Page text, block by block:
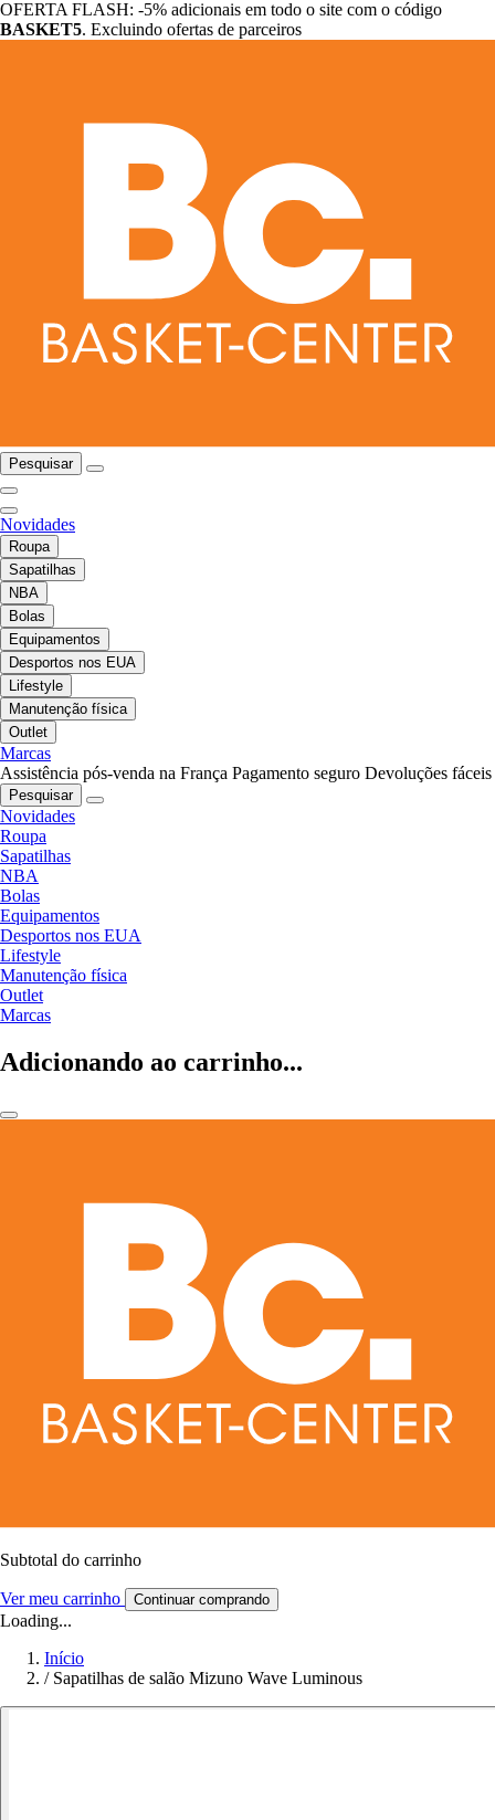
OFERTA FLASH: -5% adicionais em todo o site com o código
BASKET5. Excluindo ofertas de parceiros
Pesquisar
Novidades
Roupa
Sapatilhas
NBA
Bolas
Equipamentos
Desportos nos EUA
Lifestyle
Manutenção física
Outlet
Marcas
Assistência pós-venda na França Pagamento seguro Devoluções fáceis
Pesquisar
Novidades
Roupa
Sapatilhas
NBA
Bolas
Equipamentos
Desportos nos EUA
Lifestyle
Manutenção física
Outlet
Marcas
Adicionando ao carrinho...
Subtotal do carrinho
Ver meu carrinho Continuar comprando
Loading...
Início
/ Sapatilhas de salão Mizuno Wave Luminous